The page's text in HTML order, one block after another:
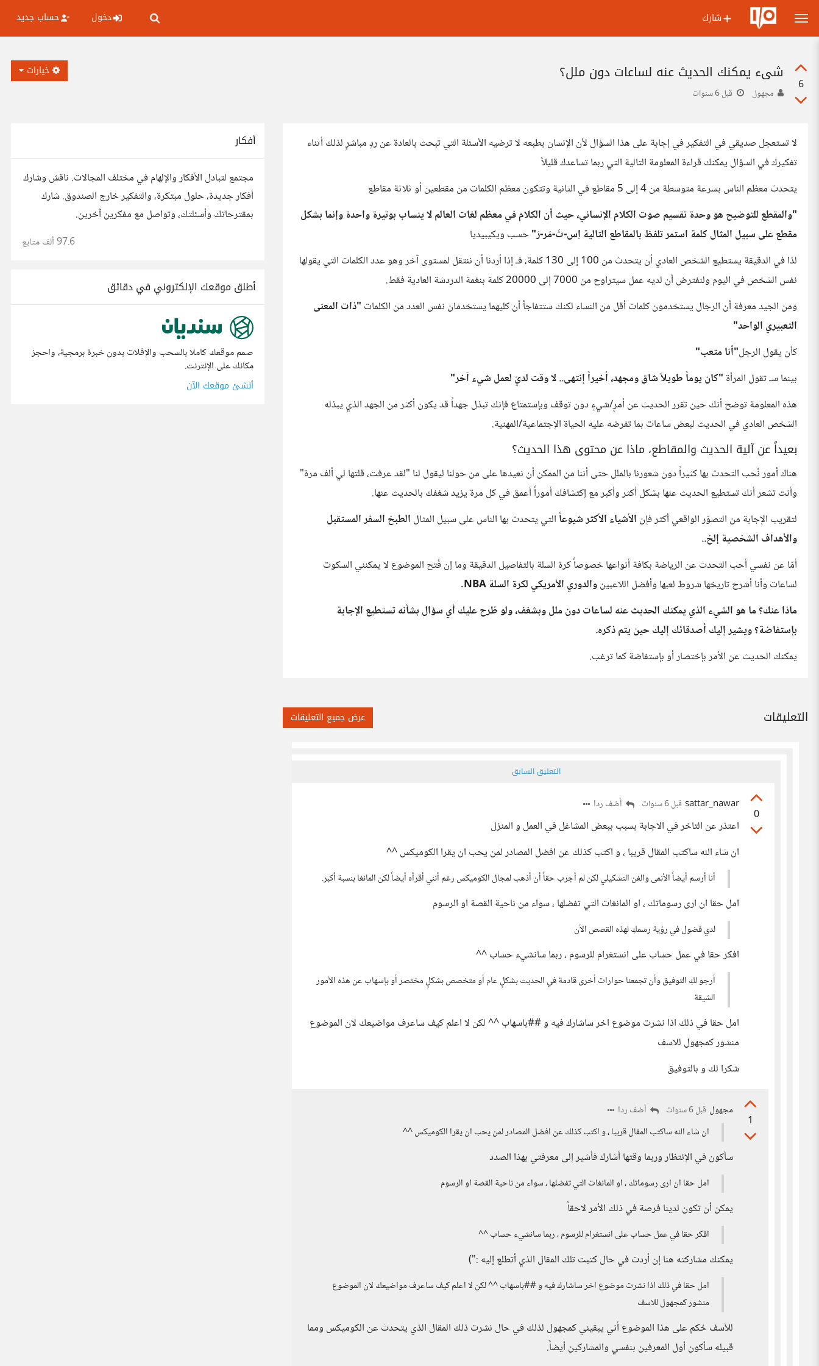
شارك دخول حساب جديد
6
شيء يمكنك الحديث عنه لساعات دون ملل؟
مجهول قبل 6 سنوات
خيارات
لا تستعجل صديقي في التفكير في إجابة على هذا السؤال لأن الإنسان بطبعه لا ترضيه الأسئلة التي تبحث بالعادة عن ردٍ مباشرٍ لذلك أثناء
تفكيرك في السؤال يمكنك قراءة المعلومة التالية التي ربما تساعدك قليلاً
يتحدث معظم الناس بسرعة متوسطة من 4 إلى 5 مقاطع في الثانية وتتكون معظم الكلمات من مقطعين أو ثلاثة مقاطع
"والمقطع للتوضيح هو وحدة تقسيم صوت الكلام الإنساني، حيث أن الكلام في معظم لغات العالم لا ينساب بوتيرة واحدة وإنما بشكل
مقطع على سبيل المثال كلمة استمر تلفظ بالمقاطع التالية اِس-تَ-مَر-رَ" حسب ويكيبيديا
لذا في الدقيقة يستطيع الشخص العادي أن يتحدث من 100 إلى 130 كلمة، فـ إذا أردنا أن ننتقل لمستوى آخر وهو عدد الكلمات التي يقولها
نفس الشخص في اليوم ولنفترض أن لديه عمل سيتراوح من 7000 إلى 20000 كلمة بنغمة الدردشة العادية فقط.
ومن الجيد معرفة أن الرجال يستخدمون كلمات أقل من النساء لكنك ستتفاجأ أن كليهما يستخدمان نفس العدد من الكلمات "ذات المعنى
التعبيري الواحد"
كأن يقول الرجل"أنا متعب"
بينما سـ تقول المرأة "كان يوماً طويلاً شاق ومجهد، أخيراً إنتهى.. لا وقت لديّ لعمل شيء آخر"
هذه المعلومة توضح أنك حين تقرر الحديث عن أمرٍ/شيءٍ دون توقف وبإستمتاع فإنك تبذل جهداً قد يكون أكثر من الجهد الذي يبذله
الشخص العادي في الحديث لبعض ساعات بما تفرضه عليه الحياة الإجتماعية/المهنية.
بعيداً عن آلية الحديث والمقاطع، ماذا عن محتوى هذا الحديث؟
هناك أمور نُحب التحدث بها كثيراً دون شعورنا بالملل حتى أننا من الممكن أن نعيدها على من حولنا ليقول لنا "لقد عرفت، قلتها لي ألف مرة"
وأنت تشعر أنك تستطيع الحديث عنها بشكل أكثر وأكبر مع إكتشافك أموراً أعمق في كل مرة يزيد شغفك بالحديث عنها.
لتقريب الإجابة من التصوّر الواقعي أكثر فإن الأشياء الأكثر شيوعاً التي يتحدث بها الناس على سبيل المثال الطبخ السفر المستقبل
والأهداف الشخصية إلخ..
أمّا عن نفسي أحب التحدث عن الرياضة بكافة أنواعها خصوصاً كرة السلة بالتفاصيل الدقيقة وما إن فُتح الموضوع لا يمكنني السكوت
لساعات وأنا أشرح تاريخها شروط لعبها وأفضل اللاعبينوالدوري الأمريكي لكرة السلة NBA.
ماذا عنك؟ ما هو الشيء الذي يمكنك الحديث عنه لساعات دون ملل وبشغف، ولو طُرح عليك أي سؤال بشأنه تستطيع الإجابة
بإستفاضة؟ ويشير إليك أصدقائك إليك حين يتم ذكره.
يمكنك الحديث عن الأمر بإختصار أو بإستفاضة كما ترغب.
التعليقات عرض جميع التعليقات
التعليق السابق
0
sattar_nawar قبل 6 سنوات أضف ردا
اعتذر عن التاخر في الاجابة بسبب ببعض المشاغل في العمل و المنزل
ان شاء الله ساكتب المقال قريبا ، و اكتب كذلك عن افضل المصادر لمن يحب ان يقرا الكوميكس ^^
أنا أرسم أيضاً الأنمى والفن التشكيلي لكن لم أجرب حقاً أن أذهب لمجال الكوميكس رغم أنني أقرأه أيضاً لكن المانغا بنسبة أكبر.
امل حقا ان ارى رسوماتك ، او المانغات التي تفضلها ، سواء من ناحية القصة او الرسوم
لدي فضول في رؤية رسمكِ لهذه القصص الأن
افكر حقا في عمل حساب على انستغرام للرسوم ، ربما سانشيء حساب ^^
أرجو لكِ التوفيق وأن تجمعنا حوارات أخرى قادمة في الحديث بشكلٍ عام أو متخصص بشكلٍ مختصر أو بإسهاب عن هذه الأمور
الشيقة
امل حقا في ذلك اذا نشرت موضوع اخر ساشارك فيه و ##باسهاب ^^ لكن لا اعلم كيف ساعرف مواضيعك لان الموضوع
منشور كمجهول للاسف
شكرا لك و بالتوفيق
1
مجهول قبل 6 سنوات
أضف ردا
ان شاء الله ساكتب المقال قريبا ، و اكتب كذلك عن افضل المصادر لمن يحب ان يقرا الكوميكس ^^
سأكون في الإنتظار وربما وقتها أشارك فأشير إلى معرفتي بهذا الصدد
امل حقا ان ارى رسوماتك ، او المانغات التي تفضلها ، سواء من ناحية القصة او الرسوم
يمكن أن تكون لدينا فرصة في ذلك الأمر لاحقاً
افكر حقا في عمل حساب على انستغرام للرسوم ، ربما سانشيء حساب ^^
يمكنك مشاركته هنا إن أردت في حال كتبت تلك المقال الذي أتطلع إليه :")
امل حقا في ذلك اذا نشرت موضوع اخر ساشارك فيه و ##باسهاب ^^ لكن لا اعلم كيف ساعرف مواضيعك لان الموضوع
منشور كمجهول للاسف
للأسف حُكم على هذا الموضوع أني يبقيني كمجهول لذلك في حال نشرت ذلك المقال الذي يتحدث عن الكوميكس ومما
قبيله سأكون أول المعرفين بنفسي والمشاركين أيضاً.
أفكار
مجتمع لتبادل الأفكار والإلهام في مختلف المجالات. ناقش وشارك
أفكار جديدة، حلول مبتكرة، والتفكير خارج الصندوق. شارك
بمقترحاتك وأسئلتك، وتواصل مع مفكرين آخرين.
97.6 ألف متابع
أطلق موقعك الإلكتروني في دقائق
صمم موقعك كاملا بالسحب والإفلات بدون خبرة برمجية، واحجز
مكانك على الإنترنت.
أنشئ موقعك الآن